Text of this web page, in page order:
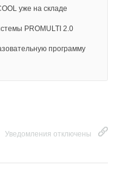
уже на складе
PROMULTI 2.0
программу
Уведомления отключены